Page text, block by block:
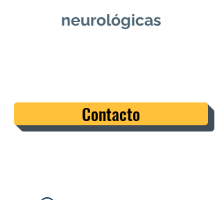
neurológicas
Contacto